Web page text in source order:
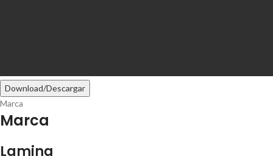
Download/Descargar
Marca
Marca
Lamina